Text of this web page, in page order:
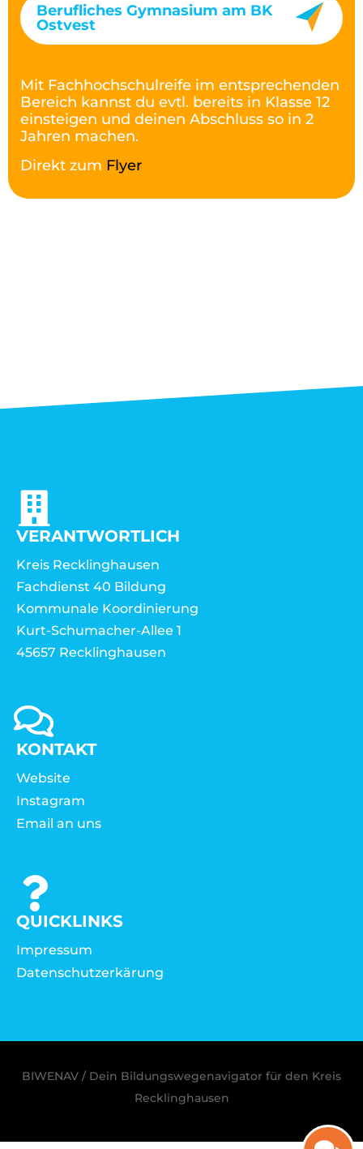
Berufliches Gymnasium am BK
Ostvest
Mit Fachhochschulreife im entsprechenden
Bereich kannst du evtl. bereits in Klasse 12
einsteigen und deinen Abschluss so in 2
Jahren machen.
Direkt zum Flyer
VERANTWORTLICH
Kreis Recklinghausen
Fachdienst 40 Bildung
Kommunale Koordinierung
Kurt-Schumacher-Allee 1
45657 Recklinghausen
KONTAKT
Website
Instagram
Email an uns
QUICKLINKS
Impressum
Datenschutzerkärung
BIWENAV / Dein Bildungswegenavigator für den Kreis
Recklinghausen